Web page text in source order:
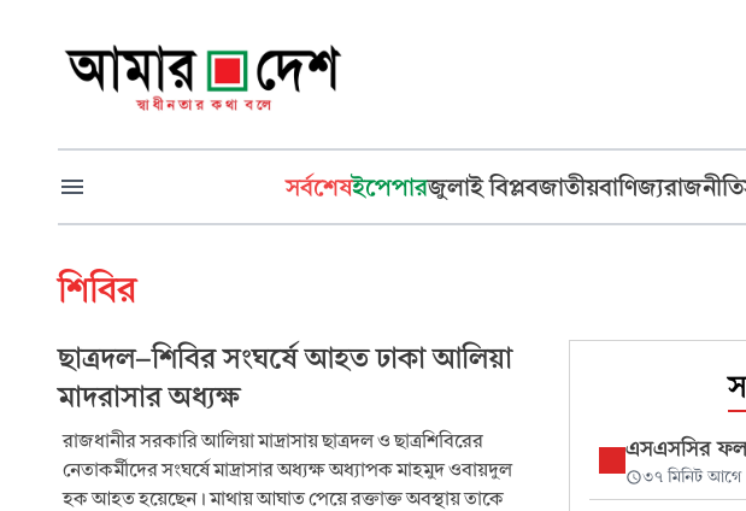
সর্বশেষইপেপারজুলাই বিপ্লবজাতীয়বাণিজ্যরাজনীতি
শিবির
ছাত্রদল-শিবির সংঘর্ষে আহত ঢাকা আলিয়া
মাদরাসার অধ্যক্ষ
রাজধানীর সরকারি আলিয়া মাদ্রাসায় ছাত্রদল ও ছাত্রশিবিরের
নেতাকর্মীদের সংঘর্ষে মাদ্রাসার অধ্যক্ষ অধ্যাপক মাহমুদ ওবায়দুল
হক আহত হয়েছেন। মাথায় আঘাত পেয়ে রক্তাক্ত অবস্থায় তাকে
এসএসসির ফল
৩৭ মিনিট আগে